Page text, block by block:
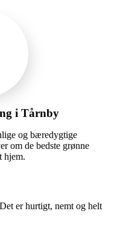
i Tårnby
og bæredygtige
om de bedste grønne
hjem.
er hurtigt, nemt og helt